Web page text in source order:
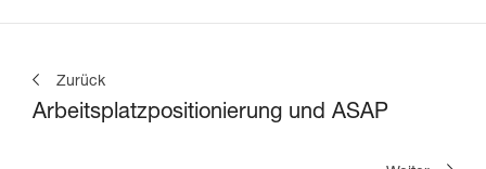
Zurück
Arbeitsplatzpositionierung und ASAP